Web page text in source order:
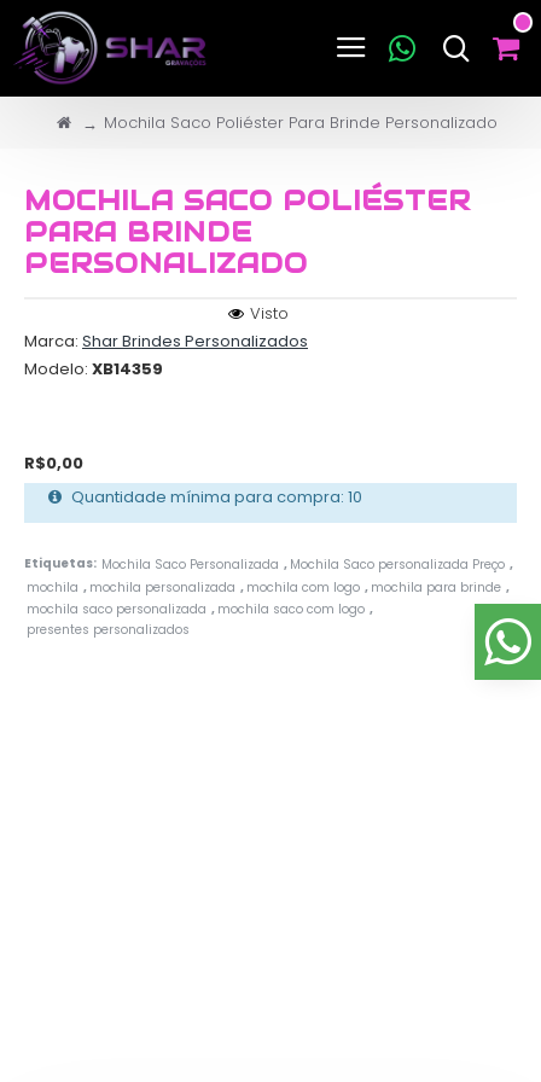
Mochila Saco Poliéster Para Brinde Personalizado
MOCHILA SACO POLIÉSTER
PARA BRINDE
PERSONALIZADO
Marca: Shar Brindes Personalizados
Modelo: XB14359
Visto
R$0,00
Quantidade mínima para compra: 10
Etiquetas: Mochila Saco Personalizada , Mochila Saco personalizada Preço ,
mochila , mochila personalizada , mochila com logo , mochila para brinde ,
mochila saco personalizada , mochila saco com logo ,
presentes personalizados